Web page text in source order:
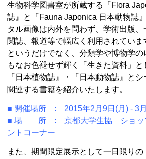
生物科学図書室が所蔵する『Flora
誌』と『Fauna Japonica 日本動物誌
タル画像は内外を問わず、学術出版
関誌、報道等で幅広く利用されていま
というだけでなく、分類学や博物学
もなお色褪せず輝く「生きた資料」と
『日本植物誌』・『日本動物誌』と
関連する書籍を紹介いたします。
■ 開催場所 : 2015年2月9日(月) - 3
■ 場 所 : 京都大学生協 ショッ
ントコーナー
また、期間限定展示として一日限りの